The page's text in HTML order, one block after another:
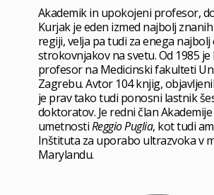
Akademik in upokojeni profesor,
Kurjak je eden izmed najbolj
regiji, velja pa tudi za enega
strokovnjakov na svetu. Od 1985 je
profesor na Medicinski fakulteti
Zagrebu. Avtor 104 knjig,
je prav tako tudi ponosni lastnik
doktoratov. Je redni član
umetnostiReggio Puglia, kot tudi
Inštituta za uporabo ultrazvoka v
Marylandu.